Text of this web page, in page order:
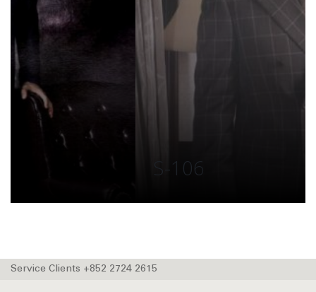
Service Clients +852 2724 2615